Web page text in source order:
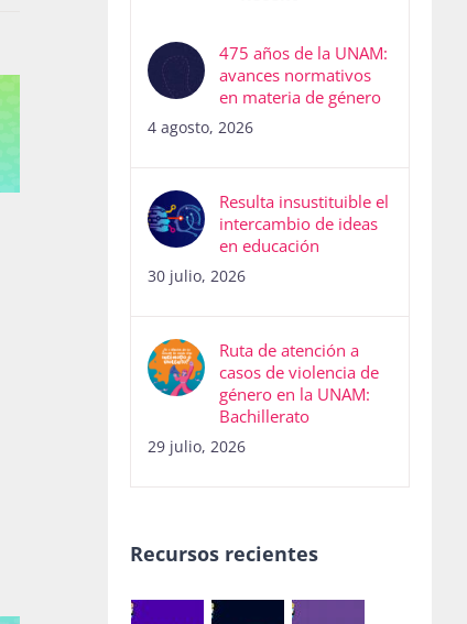
475 años de la UNAM:
avances normativos
en materia de género
4 agosto, 2026
Resulta insustituible el
intercambio de ideas
en educación
30 julio, 2026
Ruta de atención a
casos de violencia de
género en la UNAM:
Bachillerato
29 julio, 2026
Recursos recientes